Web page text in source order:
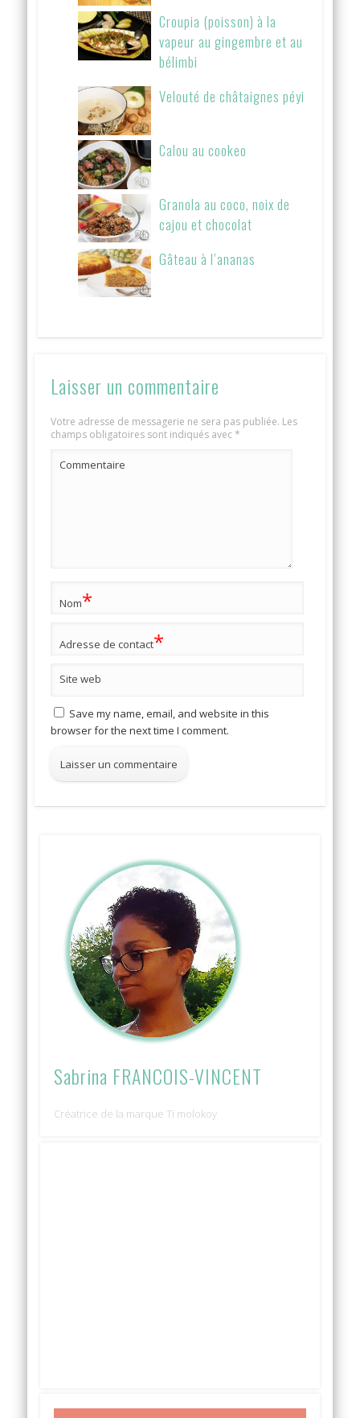
Croupia (poisson) à la
vapeur au gingembre et au
bélimbi
Velouté de châtaignes péyi
Calou au cookeo
Granola au coco, noix de
cajou et chocolat
Gâteau à l’ananas
Laisser un commentaire
Votre adresse de messagerie ne sera pas publiée. Les
champs obligatoires sont indiqués avec*
Commentaire
Nom*
Adresse de contact*
Site web
Save my name, email, and website in this
browser for the next time I comment.
Sabrina FRANCOIS-VINCENT
Créatrice de la marque Ti molokoy